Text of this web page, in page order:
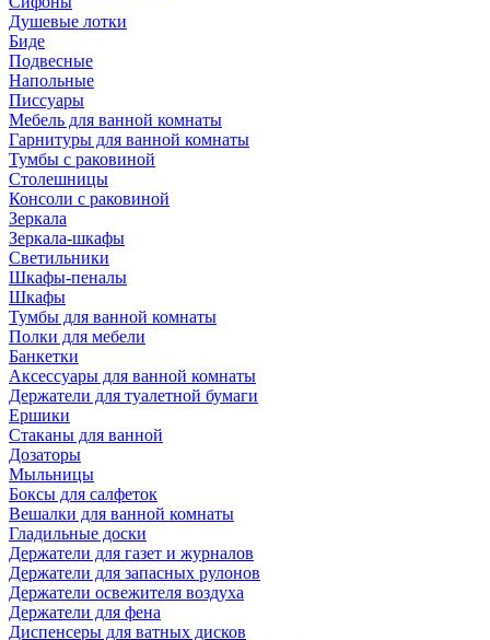
Душевые лотки
Биде
Подвесные
Напольные
Писсуары
Мебель для ванной комнаты
Гарнитуры для ванной комнаты
Тумбы с раковиной
Столешницы
Консоли с раковиной
Зеркала
Зеркала-шкафы
Светильники
Шкафы-пеналы
Шкафы
Тумбы для ванной комнаты
Полки для мебели
Банкетки
Аксессуары для ванной комнаты
Держатели для туалетной бумаги
Ершики
Стаканы для ванной
Дозаторы
Мыльницы
Боксы для салфеток
Вешалки для ванной комнаты
Гладильные доски
Держатели для газет и журналов
Держатели для запасных рулонов
Держатели освежителя воздуха
Держатели для фена
Диспенсеры для ватных дисков